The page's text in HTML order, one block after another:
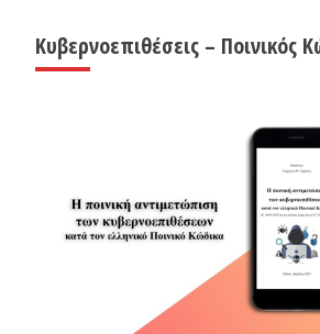
Κυβερνοεπιθέσεις – Ποινικός